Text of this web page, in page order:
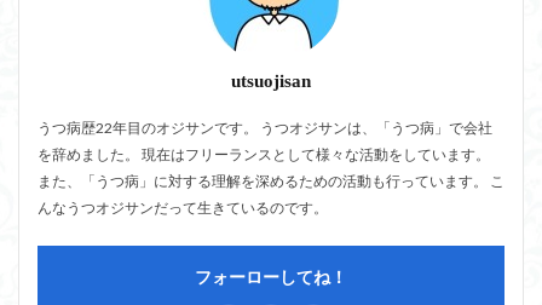
utsuojisan
うつ病歴22年目のオジサンです。 うつオジサンは、「うつ病」で会社
を辞めました。 現在はフリーランスとして様々な活動をしています。
また、「うつ病」に対する理解を深めるための活動も行っています。 こ
んなうつオジサンだって生きているのです。
フォーローしてね！